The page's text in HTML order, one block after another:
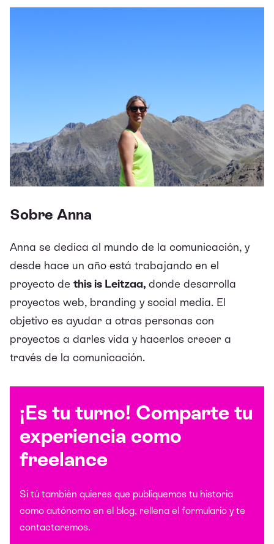
Sobre Anna
Anna se dedica al mundo de la comunicación, y
desde hace un año está trabajando en el
proyecto de this is Leitzaa, donde desarrolla
proyectos web, branding y social media. El
objetivo es ayudar a otras personas con
proyectos a darles vida y hacerlos crecer a
través de la comunicación.
¡Es tu turno! Comparte tu
experiencia como
freelance
Si tú también quieres que publiquemos tu historia
como autónomo en el blog, rellena el formulario y te
contactaremos.